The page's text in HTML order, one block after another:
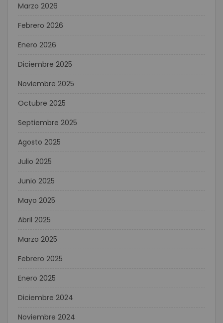
Marzo 2026
Febrero 2026
Enero 2026
Diciembre 2025
Noviembre 2025
Octubre 2025
Septiembre 2025
Agosto 2025
Julio 2025
Junio 2025
Mayo 2025
Abril 2025
Marzo 2025
Febrero 2025
Enero 2025
Diciembre 2024
Noviembre 2024